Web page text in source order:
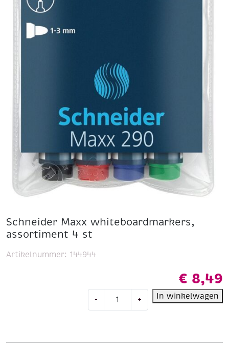
Schneider Maxx whiteboardmarkers,
assortiment 4 st
€ 8,49
- + In winkelwagen
Artikelnummer: 144944